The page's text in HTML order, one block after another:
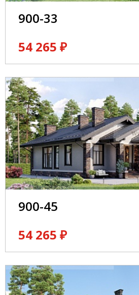
900-33
54 265 ₽
900-45
54 265 ₽